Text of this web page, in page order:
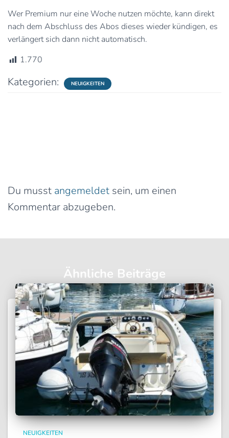
Wer Premium nur eine Woche nutzen möchte, kann direkt
nach dem Abschluss des Abos dieses wieder kündigen, es
verlängert sich dann nicht automatisch.
1.770
Kategorien: NEUIGKEITEN
Du musst angemeldet sein, um einen
Kommentar abzugeben.
Ähnliche Beiträge
NEUIGKEITEN